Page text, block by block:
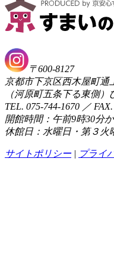
〒600-8127
京都市下京区西木屋町通
（河原町五条下る東側
TEL. 075-744-1670 ／
開館時間：午前9時30分
休館日：水曜日・第３火
サイトポリシー| プライ